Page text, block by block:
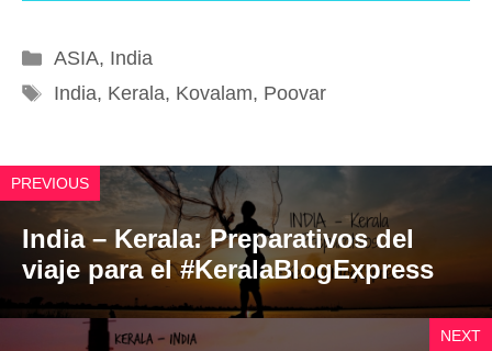
Categorías
ASIA, India
Etiquetas
India, Kerala, Kovalam, Poovar
PREVIOUS
India – Kerala: Preparativos del
viaje para el #KeralaBlogExpress
NEXT